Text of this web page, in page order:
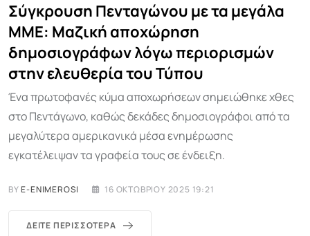
Σύγκρουση Πενταγώνου με τα μεγάλα
ΜΜΕ: Μαζική αποχώρηση
δημοσιογράφων λόγω περιορισμών
στην ελευθερία του Τύπου
Ένα πρωτοφανές κύμα αποχωρήσεων σημειώθηκε χθες
στο Πεντάγωνο, καθώς δεκάδες δημοσιογράφοι από τα
μεγαλύτερα αμερικανικά μέσα ενημέρωσης
εγκατέλειψαν τα γραφεία τους σε ένδειξη.
BYE-ENIMEROSI 16 ΟΚΤΩΒΡΊΟΥ 2025 19:21
ΔΕΊΤΕ ΠΕΡΙΣΣΌΤΕΡΑ